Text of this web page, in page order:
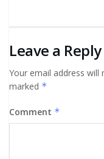
Leave a Reply
Your email address will
marked *
Comment *